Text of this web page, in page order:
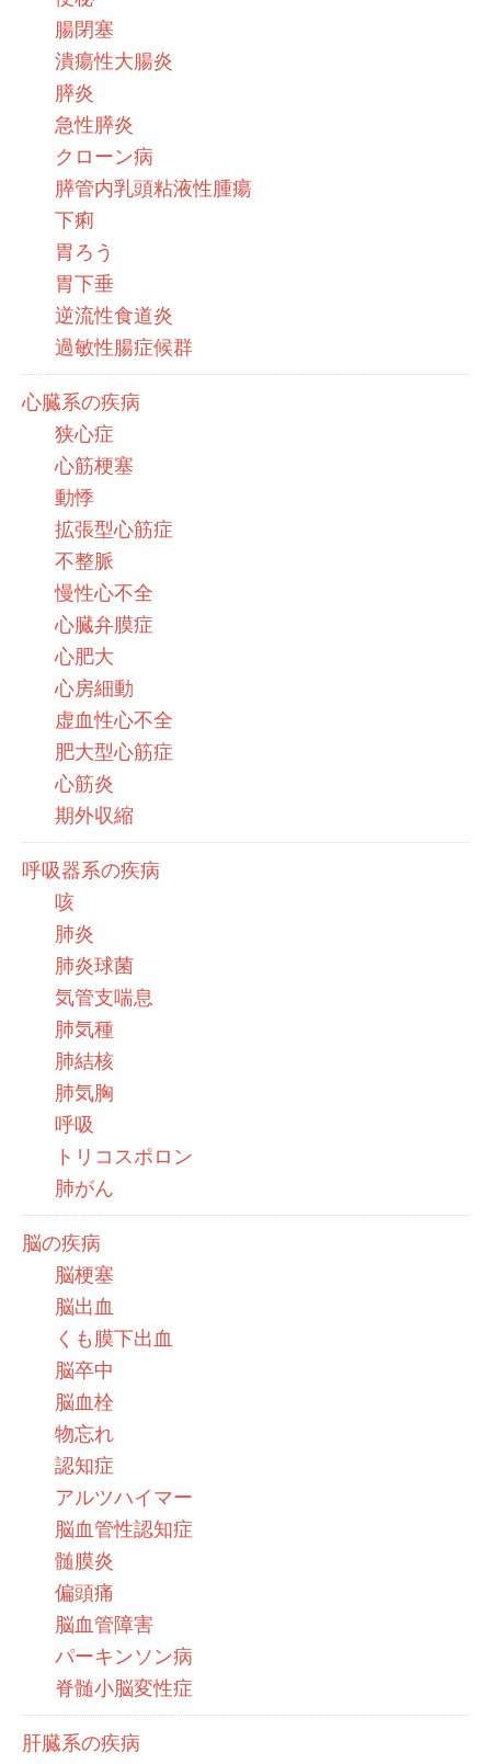
腸閉塞
潰瘍性大腸炎
膵炎
急性膵炎
クローン病
膵管内乳頭粘液性腫瘍
下痢
胃ろう
胃下垂
逆流性食道炎
過敏性腸症候群
心臓系の疾病
狭心症
心筋梗塞
動悸
拡張型心筋症
不整脈
慢性心不全
心臓弁膜症
心肥大
心房細動
虚血性心不全
肥大型心筋症
心筋炎
期外収縮
呼吸器系の疾病
咳
肺炎
肺炎球菌
気管支喘息
肺気種
肺結核
肺気胸
呼吸
トリコスポロン
肺がん
脳の疾病
脳梗塞
脳出血
くも膜下出血
脳卒中
脳血栓
物忘れ
認知症
アルツハイマー
脳血管性認知症
髄膜炎
偏頭痛
脳血管障害
パーキンソン病
脊髄小脳変性症
肝臓系の疾病